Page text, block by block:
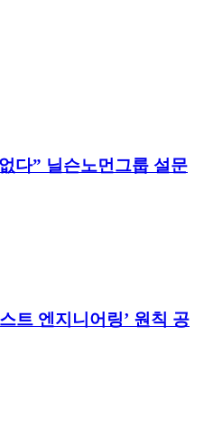
다” 닐슨노먼그룹 설문
트 엔지니어링’ 원칙 공